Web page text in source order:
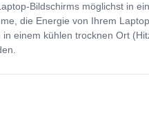
Bildschirms möglichst in
die Energie von Ihrem
einem kühlen trocknen Ort